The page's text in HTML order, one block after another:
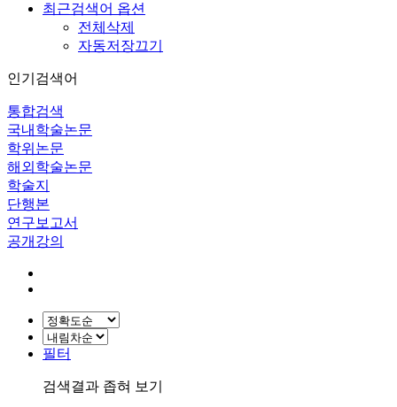
최근검색어 옵션
전체삭제
자동저장끄기
인기검색어
통합검색
국내학술논문
학위논문
해외학술논문
학술지
단행본
연구보고서
공개강의
필터
검색결과 좁혀 보기